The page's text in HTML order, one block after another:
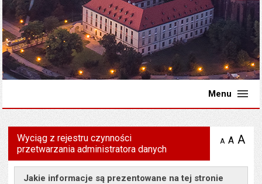
Menu
Wyciąg z rejestru czynności
przetwarzania administratora danych
A zmniejsz
A A
Jakie informacje są prezentowane na tej stronie